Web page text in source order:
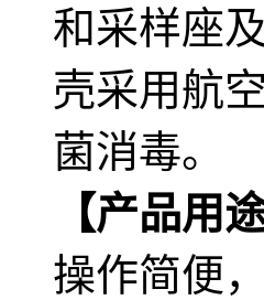
和采样座
壳采用航
菌消毒。
【产品用
操作简便